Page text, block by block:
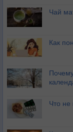
Чай
Как
Что не